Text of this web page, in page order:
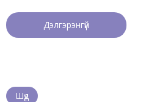
Дэлгэрэнгүй
Шүд